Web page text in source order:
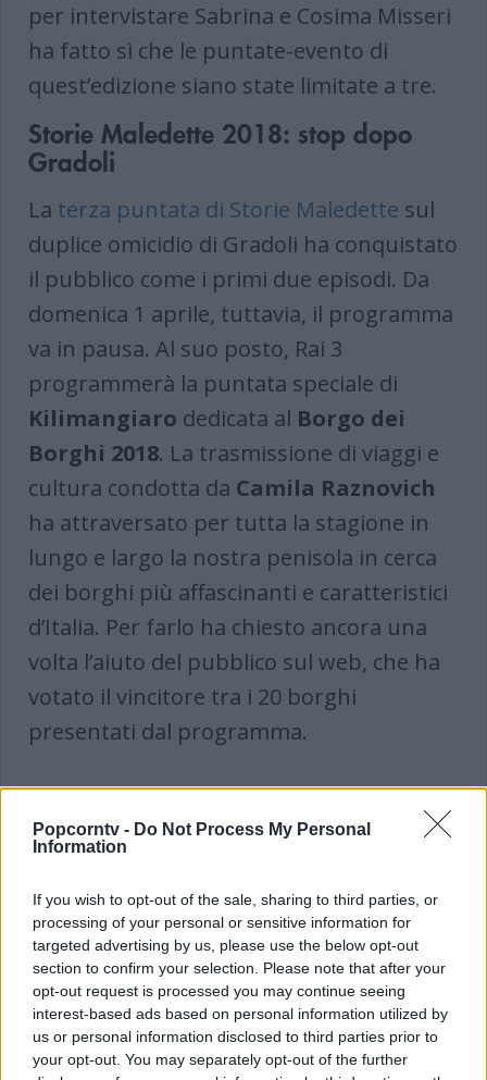
Popcorntv - Do Not Process My Personal
Information
If you wish to opt-out of the sale, sharing to third parties, or
processing of your personal or sensitive information for
targeted advertising by us, please use the below opt-out
section to confirm your selection. Please note that after your
opt-out request is processed you may continue seeing
interest-based ads based on personal information utilized by
us or personal information disclosed to third parties prior to
your opt-out. You may separately opt-out of the further
per intervistare Sabrina e Cosima Misseri
ha fatto sì che le puntate-evento di
quest’edizione siano state limitate a tre.
Storie Maledette 2018: stop dopo
Gradoli
La terza puntata di Storie Maledette sul
duplice omicidio di Gradoli ha conquistato
il pubblico come i primi due episodi. Da
domenica 1 aprile, tuttavia, il programma
va in pausa. Al suo posto, Rai 3
programmerà la puntata speciale di
Kilimangiaro dedicata al Borgo dei
Borghi 2018. La trasmissione di viaggi e
cultura condotta da Camila Raznovich
ha attraversato per tutta la stagione in
lungo e largo la nostra penisola in cerca
dei borghi più affascinanti e caratteristici
d’Italia. Per farlo ha chiesto ancora una
volta l’aiuto del pubblico sul web, che ha
votato il vincitore tra i 20 borghi
presentati dal programma.
Kilimangiaro: Rai 3 sostituisce Storie
Maledette con la finale del Borgo dei
Borghi 2018
Domenica 1 aprile, in una puntata
speciale in prima serata su Rai 3, si